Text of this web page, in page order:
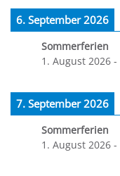
6. September 2026
Sommerferien
1. August 2026 -
7. September 2026
Sommerferien
1. August 2026 -